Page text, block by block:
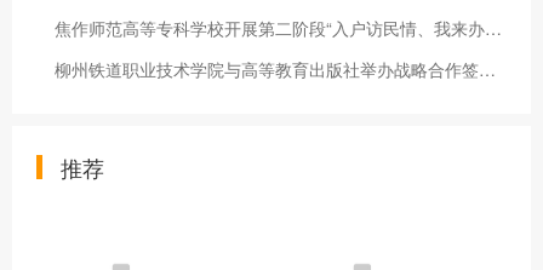
焦作师范高等专科学校开展第二阶段“入户访民情、我来办实事” 阳光关爱行动
柳州铁道职业技术学院与高等教育出版社举办战略合作签约暨赠书仪
推荐